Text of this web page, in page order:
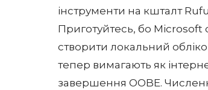
інструменти на кшталт
Приготуйтесь, бо Microsoft
створити локальний
тепер вимагають як
завершення OOBE.